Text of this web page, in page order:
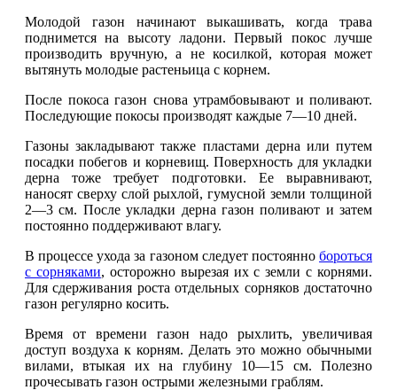
Молодой газон начинают выкашивать, когда трава
поднимется на высоту ладони. Первый покос лучше
производить вручную, а не косилкой, которая может
вытянуть молодые растеньица с корнем.
После покоса газон снова утрамбовывают и поливают.
Последующие покосы производят каждые 7—10 дней.
Газоны закладывают также пластами дерна или путем
посадки побегов и корневищ. Поверхность для укладки
дерна тоже требует подготовки. Ее выравнивают,
наносят сверху слой рыхлой, гумусной земли толщиной
2—3 см. После укладки дерна газон поливают и затем
постоянно поддерживают влагу.
В процессе ухода за газоном следует постоянно бороться
с сорняками, осторожно вырезая их с земли с корнями.
Для сдерживания роста отдельных сорняков достаточно
газон регулярно косить.
Время от времени газон надо рыхлить, увеличивая
доступ воздуха к корням. Делать это можно обычными
вилами, втыкая их на глубину 10—15 см. Полезно
прочесывать газон острыми железными граблям.